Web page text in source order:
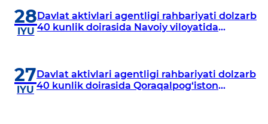
28
IYU
Davlat aktivlari agentligi rahbariyati dolzarb
40 kunlik doirasida Navoiy viloyatida
27
IYU
Davlat aktivlari agentligi rahbariyati dolzarb
40 kunlik doirasida Qoraqalpog‘iston